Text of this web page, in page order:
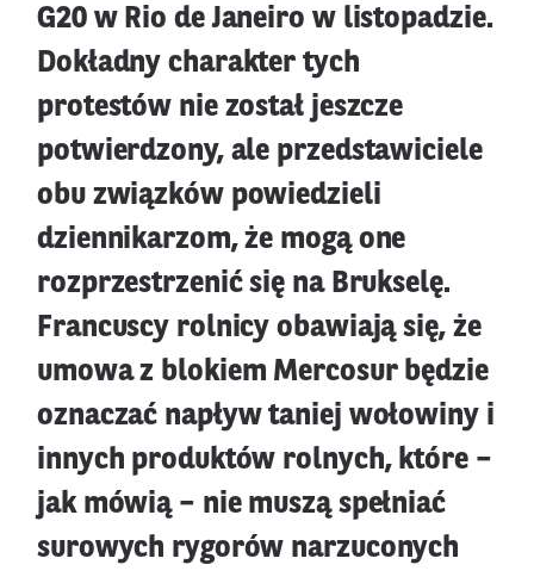
G20 w Rio de Janeiro w listopadzie.
Dokładny charakter tych
protestów nie został jeszcze
potwierdzony, ale przedstawiciele
obu związków powiedzieli
dziennikarzom, że mogą one
rozprzestrzenić się na Brukselę.
Francuscy rolnicy obawiają się, że
umowa z blokiem Mercosur będzie
oznaczać napływ taniej wołowiny i
innych produktów rolnych, które –
jak mówią – nie muszą spełniać
surowych rygorów narzuconych